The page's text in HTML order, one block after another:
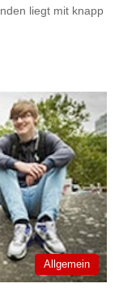
liegt mit knapp
Allgemein